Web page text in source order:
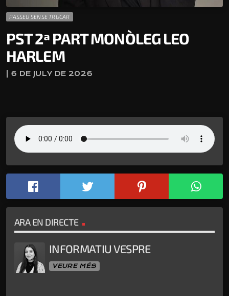
PASSEU SENSE TRUCAR
PST 2ª PART MONÒLEG LEO
HARLEM
| 6 DE JULY DE 2026
ARA EN DIRECTE
INFORMATIU VESPRE
VEURE MÉS